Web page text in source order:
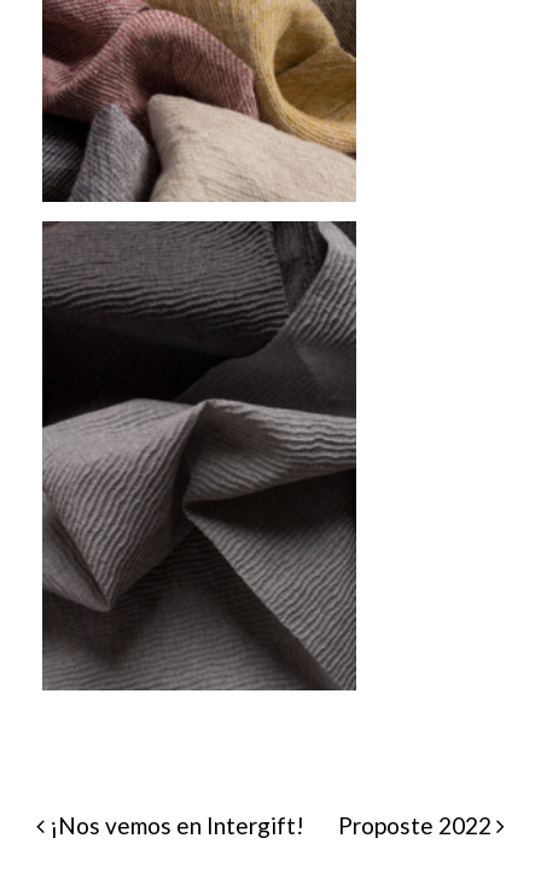
NAVEGACIÓN
¡Nos vemos en Intergift! Proposte 2022